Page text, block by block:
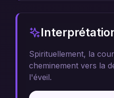
Spirituellement, la
cheminement vers la
l'éveil.